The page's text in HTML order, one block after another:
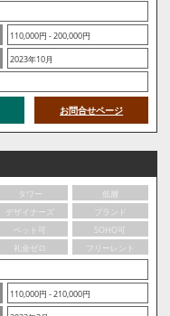
110,000円 - 200,000円
2023年10月
お問合せページ
タワー
低層
デザイナーズ
ブランド
ペット可
SOHO可
礼金ゼロ
フリーレント
110,000円 - 210,000円